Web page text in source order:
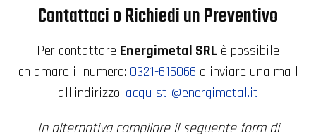
Contattaci o Richiedi un Preventivo
Per contattare Energimetal SRL è possibile
chiamare il numero: 0321-616066 o inviare una mail
all'indirizzo: acquisti@energimetal.it
In alternativa compilare il seguente form di